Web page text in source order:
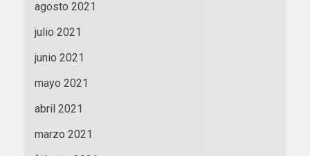
agosto 2021
julio 2021
junio 2021
mayo 2021
abril 2021
marzo 2021